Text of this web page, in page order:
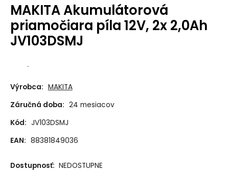
MAKITA Akumulátorová
priamočiara píla 12V, 2x 2,0Ah
JV103DSMJ
.
Výrobca: MAKITA
Záručná doba: 24 mesiacov
Kód: JV103DSMJ
EAN: 88381849036
Dostupnosť: NEDOSTUPNE